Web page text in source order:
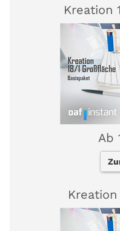
Kreation
Ab